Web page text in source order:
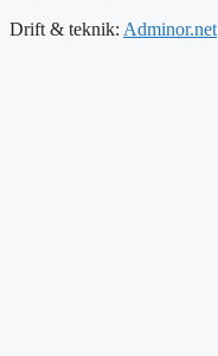
Drift & teknik: Adminor.net